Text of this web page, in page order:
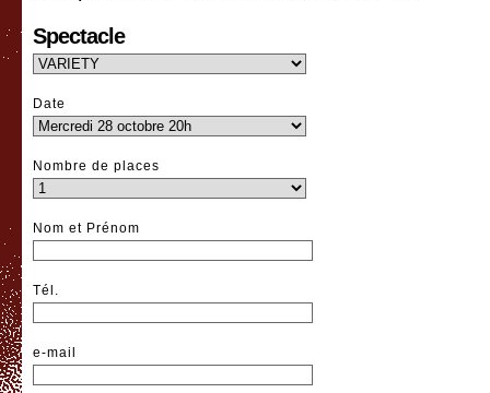
Spectacle
Date
Nombre de places
Nom et Prénom
Tél.
e-mail